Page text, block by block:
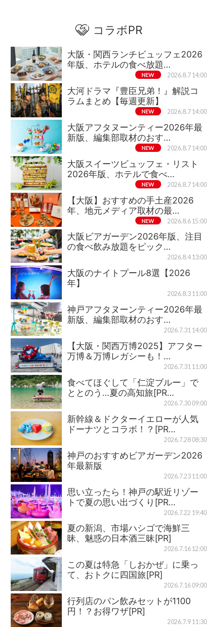
コラボPR
大阪・関西ランチビュッフェ2026
年版、ホテルの食べ放題…
NEW 2026.8.7 14:00
大河ドラマ『豊臣兄弟！』解説コ
ラムまとめ【毎週更新】
NEW 2026.8.7 14:00
大阪アフタヌーンティー2026年最
新版、編集部取材のおす…
NEW 2026.8.7 14:00
大阪スイーツビュッフェ・リスト
2026年版、ホテルで食べ…
NEW 2026.8.7 14:00
【大阪】おすすめの手土産2026
年、地元メディア取材の最…
NEW 2026.8.6 15:00
大阪ビアガーデン2026年版、注目
の食べ飲み放題をピック…
2026.8.4 13:00
大阪のナイトプール8選【2026
年】
2026.8.3 11:00
神戸アフタヌーンティー2026年最
新版、編集部取材のおす…
2026.7.31 14:00
【大阪・関西万博2025】アフター
万博＆万博レガシーも！…
2026.7.31 11:00
食べてほぐして「仁淀ブルー」で
ととのう…夏の高知旅[PR…
2026.7.30 09:00
新幹線＆ドクターイエローが人気
ドーナツとコラボ！？[PR…
2026.7.28 08:30
神戸のおすすめビアガーデン2026
年最新版
2026.7.23 11:00
思い立ったら！神戸の駅近リゾー
トで夏の思い出づくり[PR…
2026.7.22 19:40
夏の新潟、市場ハシゴで海鮮三
昧、魅惑の日本酒三昧[PR]
2026.7.16 12:00
この夏は特急「しおかぜ」に乗っ
て、おトクに四国旅[PR]
2026.7.16 09:00
行列店のパン飲みセットが1100
円！？お得ワザ[PR]
2026.7.9 11:30